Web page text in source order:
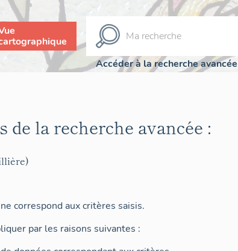
Accéder à la recherche avancée
de la recherche avancée :
correspond aux critères saisis.
par les raisons suivantes :